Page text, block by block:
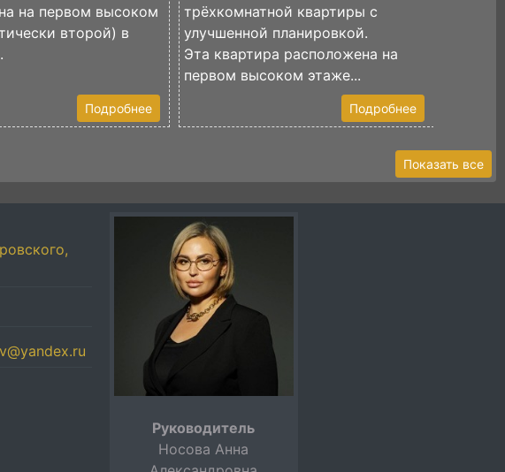
на первом высоком
второй) в
Подробнее
трёхкомнатной квартиры с
улучшенной планировкой.
Эта квартира расположена на
первом высоком этаже...
Подробнее
Показать все
Руководитель
Носова Анна